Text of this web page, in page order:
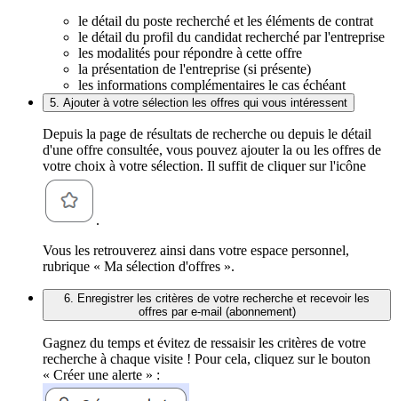
le détail du poste recherché et les éléments de contrat
le détail du profil du candidat recherché par l'entreprise
les modalités pour répondre à cette offre
la présentation de l'entreprise (si présente)
les informations complémentaires le cas échéant
5. Ajouter à votre sélection les offres qui vous intéressent
Depuis la page de résultats de recherche ou depuis le détail
d'une offre consultée, vous pouvez ajouter la ou les offres de
votre choix à votre sélection. Il suffit de cliquer sur l'icône
.
Vous les retrouverez ainsi dans votre espace personnel,
rubrique « Ma sélection d'offres ».
6. Enregistrer les critères de votre recherche et recevoir les
offres par e-mail (abonnement)
Gagnez du temps et évitez de ressaisir les critères de votre
recherche à chaque visite ! Pour cela, cliquez sur le bouton
« Créer une alerte » :